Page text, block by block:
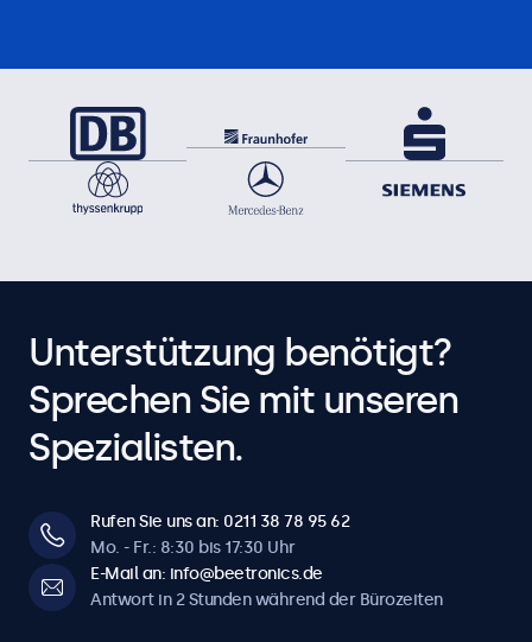
Unterstützung benötigt?
Sprechen Sie mit unseren
Spezialisten.
Rufen Sie uns an: 0211 38 78 95 62
Mo. - Fr.: 8:30 bis 17:30 Uhr
E-Mail an: info@beetronics.de
Antwort in 2 Stunden während der Bürozeiten